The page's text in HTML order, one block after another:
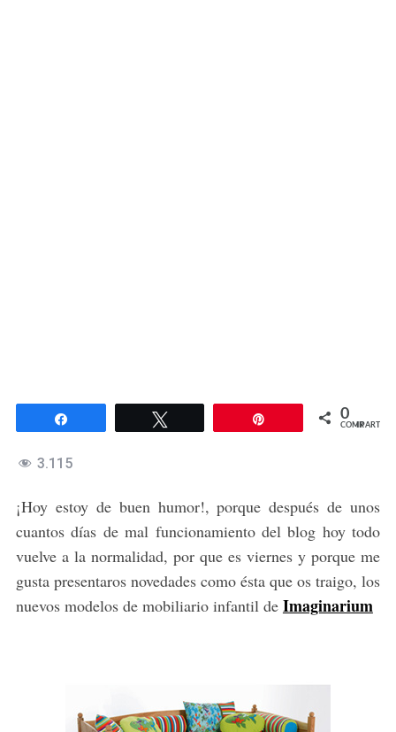
0
COMPARTIR
3.115
¡Hoy estoy de buen humor!, porque después de unos
cuantos días de mal funcionamiento del blog hoy todo
vuelve a la normalidad, por que es viernes y porque me
gusta presentaros novedades como ésta que os traigo, los
nuevos modelos de mobiliario infantil de Imaginarium